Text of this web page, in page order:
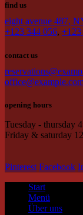
find us
eight avenue 487,
+123 344 056, +123
contact us
opening hours
Tuesday - thursday
Friday & saturday
Pinterest Facebook
Start
Menü
Über uns